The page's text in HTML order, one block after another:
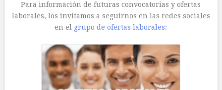
Para información de futuras convocatorias y ofertas
laborales, los invitamos a seguirnos en las redes sociales
en el grupo de ofertas laborales: